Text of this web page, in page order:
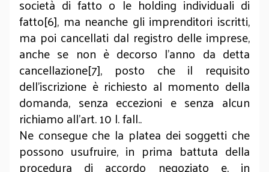
società di fatto o le holding individuali di
fatto[6], ma neanche gli imprenditori iscritti,
ma poi cancellati dal registro delle imprese,
anche se non è decorso l’anno da detta
cancellazione[7], posto che il requisito
dell’iscrizione è richiesto al momento della
domanda, senza eccezioni e senza alcun
richiamo all’art. 10 l. fall..
Ne consegue che la platea dei soggetti che
possono usufruire, in prima battuta della
procedura di accordo negoziato e, in